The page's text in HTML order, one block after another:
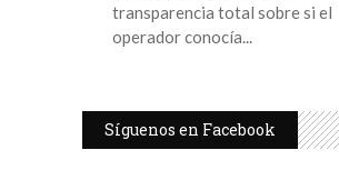
transparencia total sobre si el
operador conocía
Síguenos en Facebook